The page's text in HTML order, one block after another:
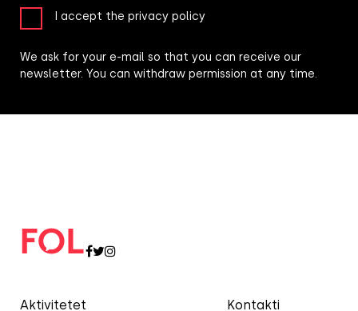
Aktivitetet Kontakti
I accept the privacy policy
We ask for your e-mail so that you can receive our
newsletter. You can withdraw permission at any time.